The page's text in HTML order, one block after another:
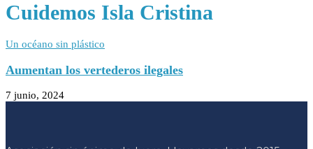
Cuidemos Isla Cristina
Un océano sin plástico
Aumentan los vertederos ilegales
7 junio, 2024